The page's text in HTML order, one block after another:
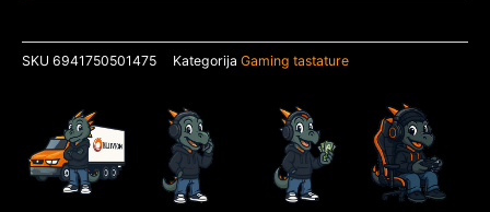
switch
SKU 6941750501475 Kategorija Gaming tastature